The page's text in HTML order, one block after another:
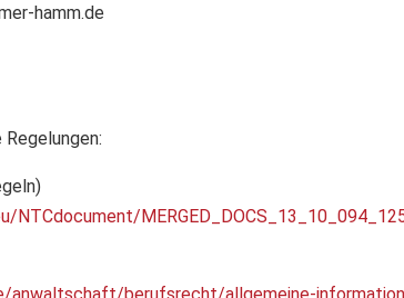
hamm.de
NTCdocument/
anwaltschaft/berufsrecht/allgemeine-